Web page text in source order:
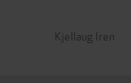
Kjellaug Iren